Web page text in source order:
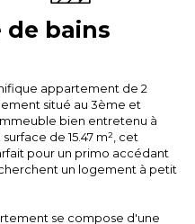
de bains
appartement de 2
situé au 3ème et
bien entretenu à
de 15.47 m², cet
pour un primo accédant
un logement à petit
se compose d'une